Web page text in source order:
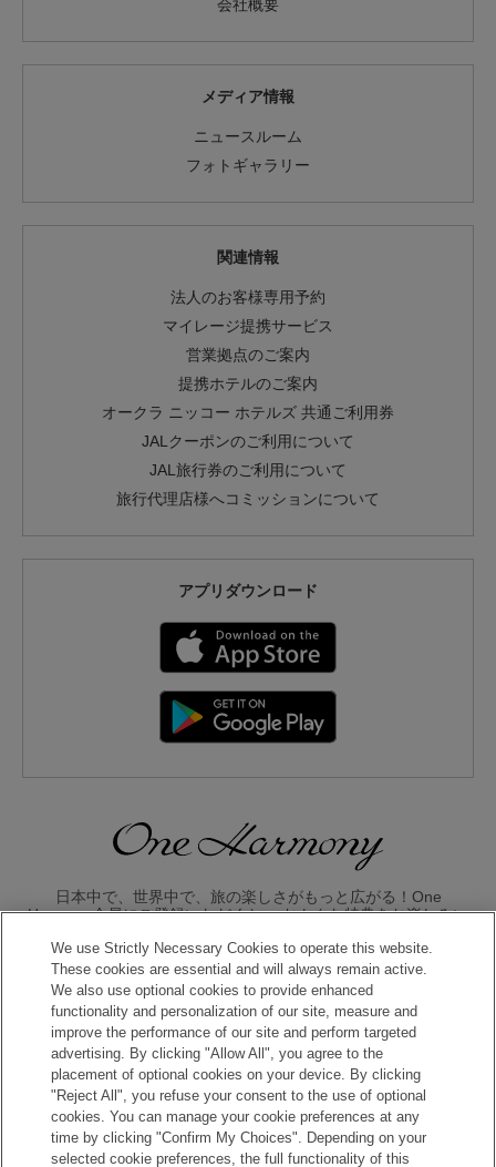
会社概要
メディア情報
ニュースルーム
フォトギャラリー
関連情報
法人のお客様専用予約
マイレージ提携サービス
営業拠点のご案内
提携ホテルのご案内
オークラ ニッコー ホテルズ 共通ご利用券
JALクーポンのご利用について
JAL旅行券のご利用について
旅行代理店様へコミッションについて
アプリダウンロード
日本中で、世界中で、旅の楽しさがもっと広がる！One
Harmony会員にご登録いただくと、 おトクな特典をお楽しみい
入会のお申し込みはこちら
Copyright © Okura Nikko Hotel Management Co., Ltd. All
We use Strictly Necessary Cookies to operate this website.
These cookies are essential and will always remain active.
We also use optional cookies to provide enhanced
functionality and personalization of our site, measure and
improve the performance of our site and perform targeted
advertising. By clicking "Allow All", you agree to the
placement of optional cookies on your device. By clicking
"Reject All", you refuse your consent to the use of optional
cookies. You can manage your cookie preferences at any
time by clicking "Confirm My Choices". Depending on your
selected cookie preferences, the full functionality of this